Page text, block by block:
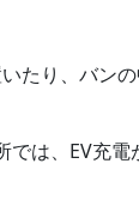
たり、バン
は、EV充電